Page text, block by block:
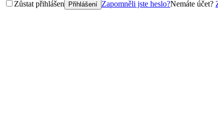
Zůstat přihlášen
Přihlášení Zapomněli jste heslo?Nemáte účet?